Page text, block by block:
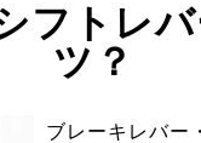
フトレ
ツ？
ブレーキレバー